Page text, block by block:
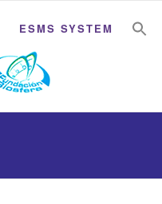
ESMS SYSTEM